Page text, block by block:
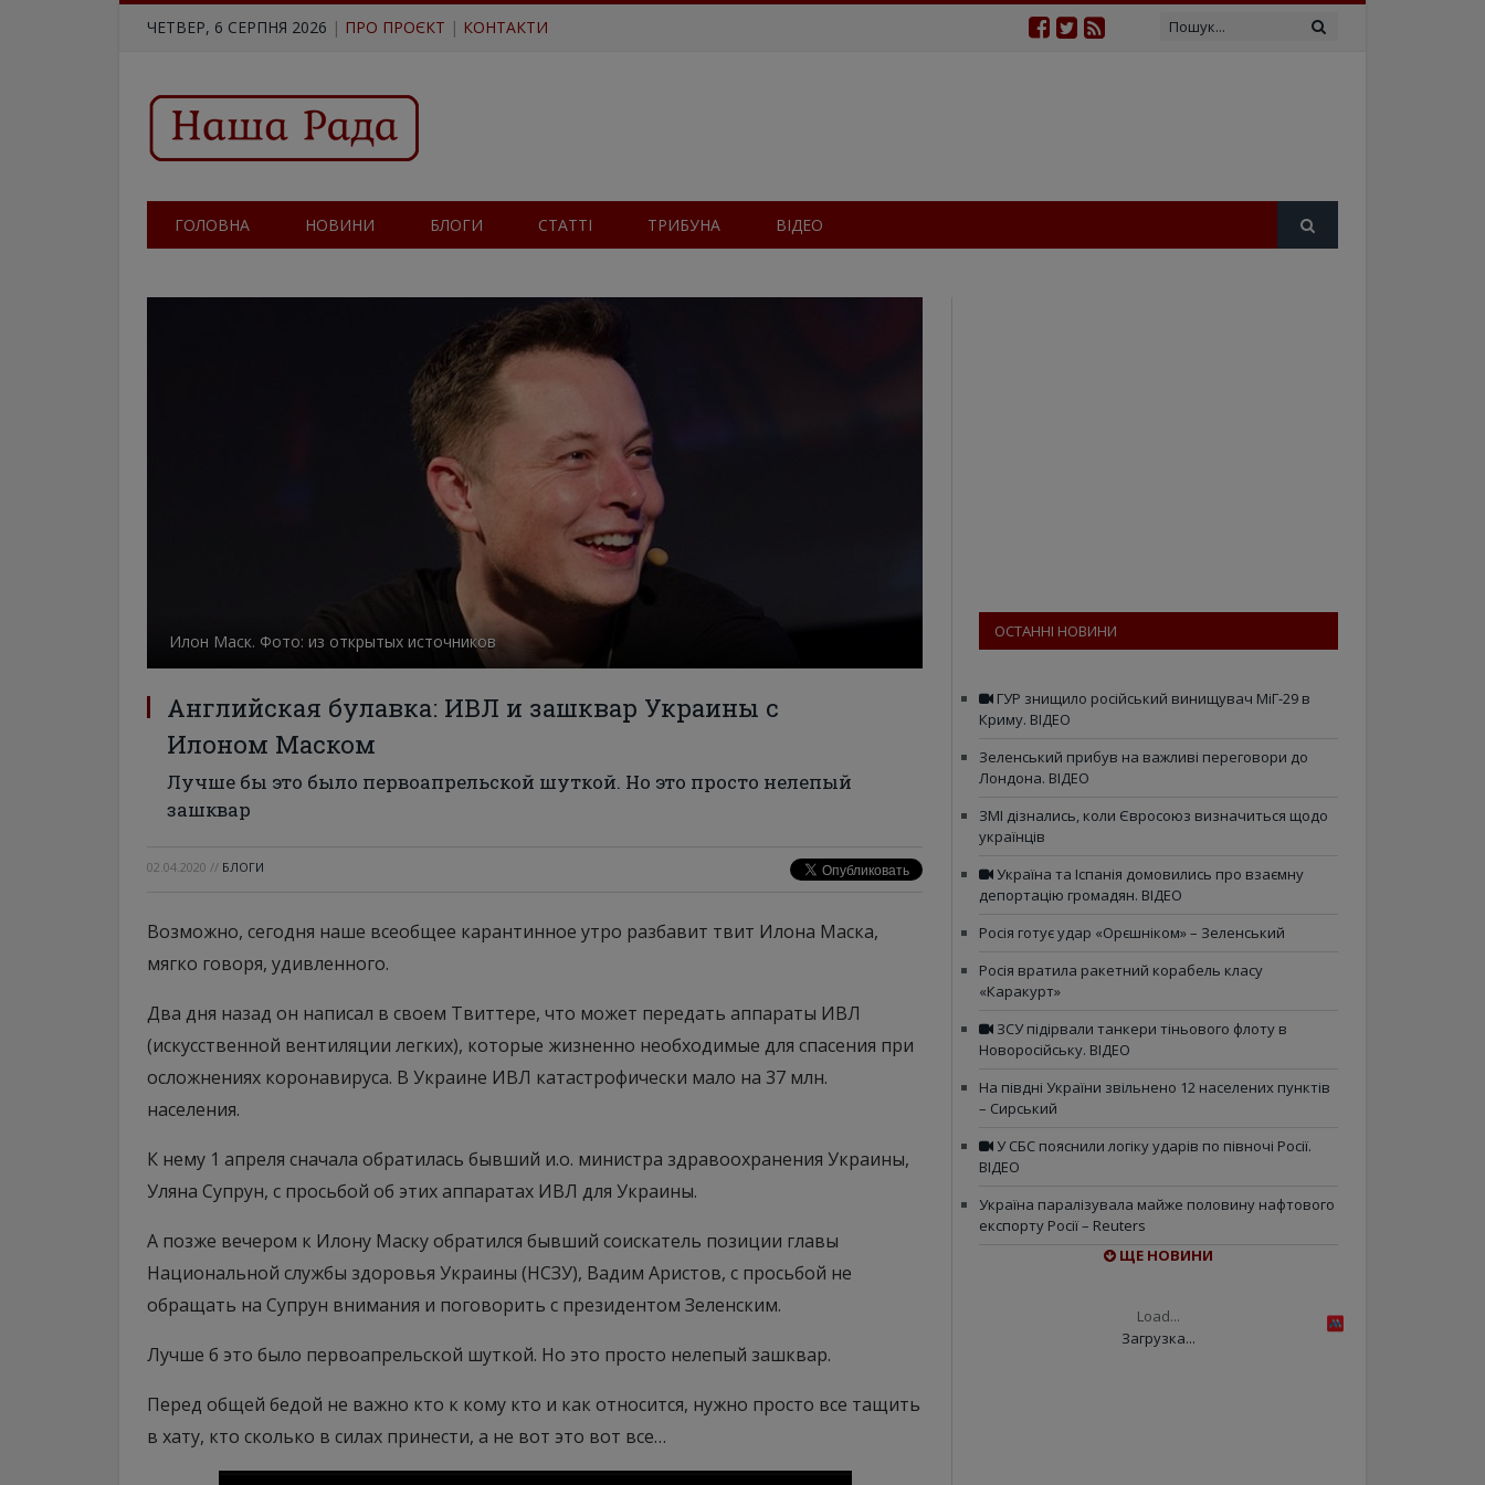
ЧЕТВЕР, 6 СЕРПНЯ 2026 | ПРО ПРОЄКТ | КОНТАКТИ
ГОЛОВНА НОВИНИ БЛОГИ СТАТТІ ТРИБУНА ВІДЕО
Илон Маск. Фото: из открытых источников
Английская булавка: ИВЛ и зашквар Украины с
Илоном Маском
Лучше бы это было первоапрельской шуткой. Но это просто нелепый
зашквар
02.04.2020 // БЛОГИ
Возможно, сегодня наше всеобщее карантинное утро разбавит твит Илона Маска,
мягко говоря, удивленного.
Два дня назад он написал в своем Твиттере, что может передать аппараты ИВЛ
(искусственной вентиляции легких), которые жизненно необходимые для спасения при
осложнениях коронавируса. В Украине ИВЛ катастрофически мало на 37 млн.
населения.
К нему 1 апреля сначала обратилась бывший и.о. министра здравоохранения Украины,
Уляна Супрун, с просьбой об этих аппаратах ИВЛ для Украины.
А позже вечером к Илону Маску обратился бывший соискатель позиции главы
Национальной службы здоровья Украины (НСЗУ), Вадим Аристов, с просьбой не
обращать на Супрун внимания и поговорить с президентом Зеленским.
Лучше б это было первоапрельской шуткой. Но это просто нелепый зашквар.
Перед общей бедой не важно кто к кому кто и как относится, нужно просто все тащить
в хату, кто сколько в силах принести, а не вот это вот все…
ОСТАННІ НОВИНИ
ГУР знищило російський винищувач МіГ-29 в
Криму. ВІДЕО
Зеленський прибув на важливі переговори до
Лондона. ВІДЕО
ЗМІ дізнались, коли Євросоюз визначиться щодо
українців
Україна та Іспанія домовились про взаємну
депортацію громадян. ВІДЕО
Росія готує удар «Орєшніком» – Зеленський
Росія вратила ракетний корабель класу
«Каракурт»
ЗСУ підірвали танкери тіньового флоту в
Новоросійську. ВІДЕО
На півдні України звільнено 12 населених пунктів
– Сирський
У СБС пояснили логіку ударів по півночі Росії.
ВІДЕО
Україна паралізувала майже половину нафтового
експорту Росії – Reuters
ЩЕ НОВИНИ
Load...
Загрузка...